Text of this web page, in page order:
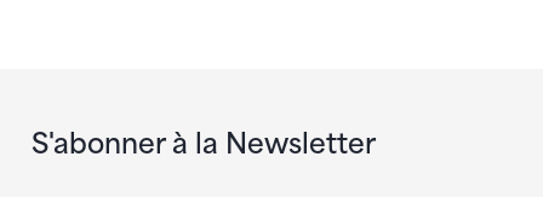
S'abonner à la Newsletter